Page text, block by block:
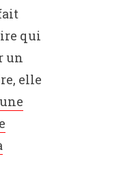
qui
un
elle
une